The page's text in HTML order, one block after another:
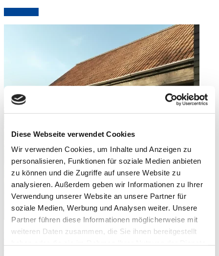
Diese Webseite verwendet Cookies
Wir verwenden Cookies, um Inhalte und Anzeigen zu
personalisieren, Funktionen für soziale Medien anbieten
zu können und die Zugriffe auf unsere Website zu
analysieren. Außerdem geben wir Informationen zu Ihrer
Verwendung unserer Website an unsere Partner für
soziale Medien, Werbung und Analysen weiter. Unsere
Partner führen diese Informationen möglicherweise mit
weiteren Daten zusammen, die Sie ihnen bereitgestellt
Förderung für Ihre Sanierung Teil 2: Individueller
Sanierungsfahrplan (iSFP)